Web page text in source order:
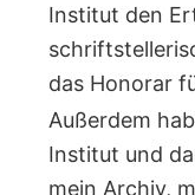
Institut den
das Honorar
Außerdem
Institut und
mein Archiv,